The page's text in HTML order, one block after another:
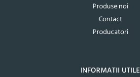
Produse noi
Contact
Producatori
INFORMATII UTILE